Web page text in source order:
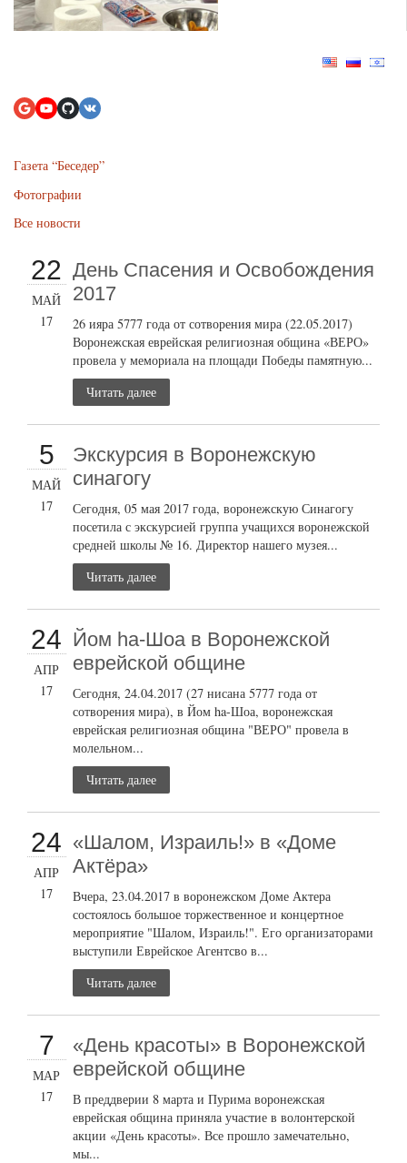
Газета “Беседер”
Фотографии
Все новости
22
МАЙ
17
День Спасения и Освобождения
2017
26 ияра 5777 года от сотворения мира (22.05.2017)
Воронежская еврейская религиозная община «ВЕРО»
провела у мемориала на площади Победы памятную...
Читать далее
5
МАЙ
17
Экскурсия в Воронежскую
синагогу
Сегодня, 05 мая 2017 года, воронежскую Синагогу
посетила с экскурсией группа учащихся воронежской
средней школы № 16. Директор нашего музея...
Читать далее
24
АПР
17
Йом ha-Шоа в Воронежской
еврейской общине
Сегодня, 24.04.2017 (27 нисана 5777 года от
сотворения мира), в Йом ha-Шоа, воронежская
еврейская религиозная община "ВЕРО" провела в
молельном...
Читать далее
24
АПР
17
«Шалом, Израиль!» в «Доме
Актёра»
Вчера, 23.04.2017 в воронежском Доме Актера
состоялось большое торжественное и концертное
мероприятие "Шалом, Израиль!". Его организаторами
выступили Еврейское Агентсво в...
Читать далее
7
МАР
17
«День красоты» в Воронежской
еврейской общине
В преддверии 8 марта и Пурима воронежская
еврейская община приняла участие в волонтерской
акции «День красоты». Все прошло замечательно,
мы...